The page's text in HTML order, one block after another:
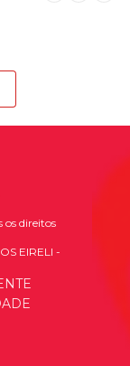
os direitos
EIRELI -